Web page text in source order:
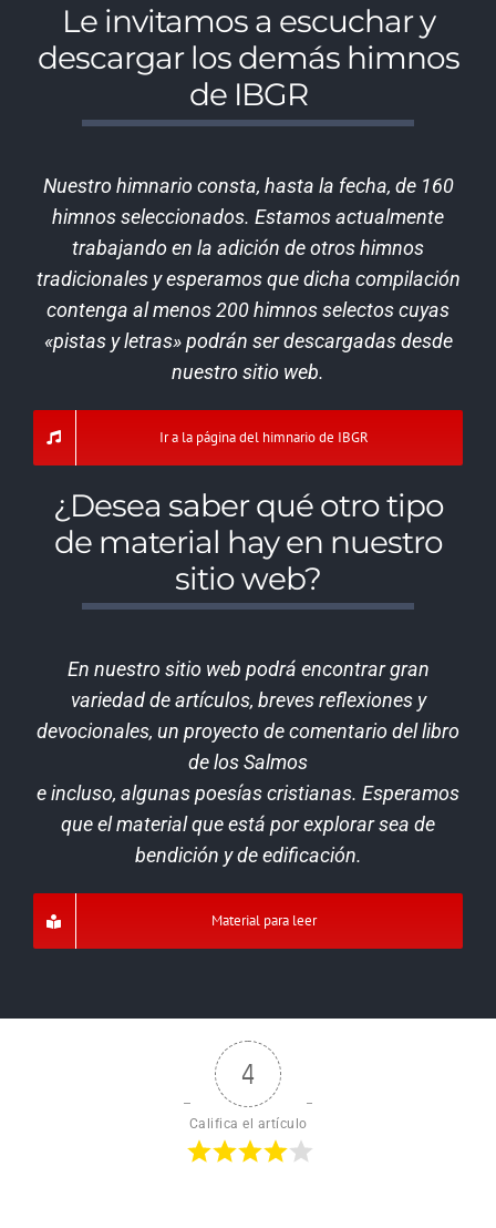
Le invitamos a escuchar y
descargar los demás himnos
de IBGR
Nuestro himnario consta, hasta la fecha, de 160
himnos seleccionados. Estamos actualmente
trabajando en la adición de otros himnos
tradicionales y esperamos que dicha compilación
contenga al menos 200 himnos selectos cuyas
«pistas y letras» podrán ser descargadas desde
nuestro sitio web.
Ir a la página del himnario de IBGR
¿Desea saber qué otro tipo
de material hay en nuestro
sitio web?
En nuestro sitio web podrá encontrar gran
variedad de artículos, breves reflexiones y
devocionales, un proyecto de comentario del libro
de los Salmos
e incluso, algunas poesías cristianas. Esperamos
que el material que está por explorar sea de
bendición y de edificación.
Material para leer
4
Califica el artículo